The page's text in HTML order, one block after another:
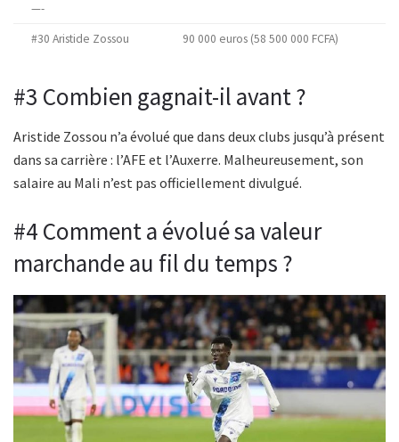
—-
#30 Aristide Zossou
90 000 euros (58 500 000 FCFA)
#3 Combien gagnait-il avant ?
Aristide Zossou n’a évolué que dans deux clubs jusqu’à présent
dans sa carrière : l’AFE et l’Auxerre. Malheureusement, son
salaire au Mali n’est pas officiellement divulgué.
#4 Comment a évolué sa valeur
marchande au fil du temps ?